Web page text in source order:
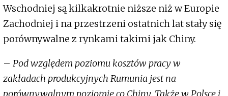
Wschodniej są kilkakrotnie niższe niż w Europie
Zachodniej i na przestrzeni ostatnich lat stały się
porównywalne z rynkami takimi jak Chiny.
– Pod względem poziomu kosztów pracy w
zakładach produkcyjnych Rumunia jest na